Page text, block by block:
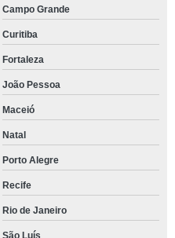
Campo Grande
Curitiba
Fortaleza
João Pessoa
Maceió
Natal
Porto Alegre
Recife
Rio de Janeiro
São Luís